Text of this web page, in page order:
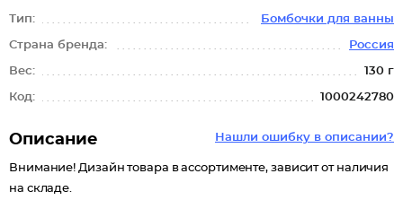
Тип: Бомбочки для ванны
Страна бренда: Россия
Вес: 130 г
Код: 1000242780
Нашли ошибку в описании?
Описание
Внимание! Дизайн товара в ассортименте, зависит от наличия
на складе.